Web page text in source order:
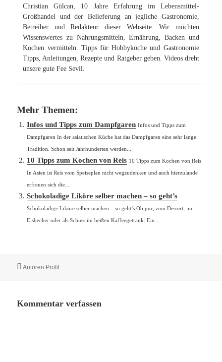
Christian Gülcan, 10 Jahre Erfahrung im Lebensmittel-
Großhandel und der Belieferung an jegliche Gastronomie,
Betreiber und Redakteur dieser Webseite. Wir möchten
Wissenswertes zu Nahrungsmitteln, Ernährung, Backen und
Kochen vermitteln. Tipps für Hobbyköche und Gastronomie
Tipps, Anleitungen, Rezepte und Ratgeber geben. Videos dreht
unsere gute Fee Sevil.
Mehr Themen:
Infos und Tipps zum Dampfgaren Infos und Tipps zum
Dampfgaren In der asiatischen Küche hat das Dampfgaren eine sehr lange
Tradition. Schon seit Jahrhunderten werden...
10 Tipps zum Kochen von Reis 10 Tipps zum Kochen von Reis
In Asien ist Reis vom Speiseplan nicht wegzudenken und auch hierzulande
erfreuen sich die...
Schokoladige Liköre selber machen – so geht’s
Schokoladige Liköre selber machen – so geht’s Ob pur, zum Dessert, im
Eisbecher oder als Schuss im heißen Kaffeegetränk: Ein...
Autor
Autoren Profil:
Kommentar verfassen